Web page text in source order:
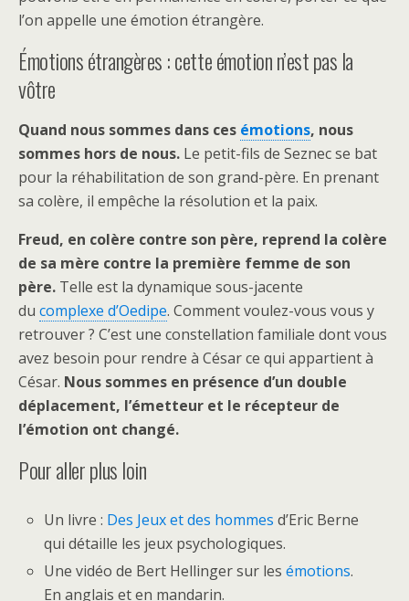
l’on appelle une émotion étrangère.
Émotions étrangères : cette émotion n’est pas la
vôtre
Quand nous sommes dans ces émotions, nous
sommes hors de nous. Le petit-fils de Seznec se bat
pour la réhabilitation de son grand-père. En prenant
sa colère, il empêche la résolution et la paix.
Freud, en colère contre son père, reprend la colère
de sa mère contre la première femme de son
père. Telle est la dynamique sous-jacente
du complexe d’Oedipe. Comment voulez-vous vous y
retrouver ? C’est une constellation familiale dont vous
avez besoin pour rendre à César ce qui appartient à
César. Nous sommes en présence d’un double
déplacement, l’émetteur et le récepteur de
l’émotion ont changé.
Pour aller plus loin
Un livre : Des Jeux et des hommes d’Eric Berne
qui détaille les jeux psychologiques.
Une vidéo de Bert Hellinger sur lesémotions.
En anglais et en mandarin.